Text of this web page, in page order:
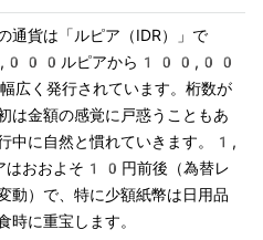
通貨は「ルピア（IDR）」で
1,000ルピアから100,00
広く発行されています。桁数が
は金額の感覚に戸惑うこともあ
中に自然と慣れていきます。1,
おおよそ10円前後（為替レ
動）で、特に少額紙幣は日用品
時に重宝します。